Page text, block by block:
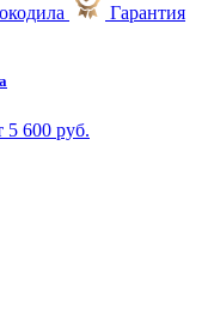
Гарантия
5 600 руб.